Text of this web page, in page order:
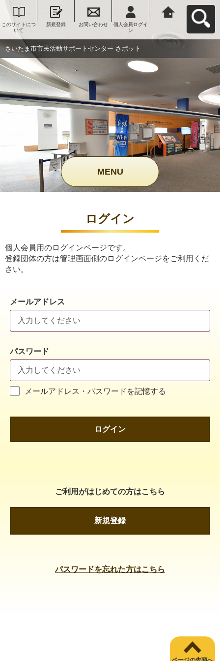
このサイトにつ
いて
新規登録 お問い合わせ
個人会員ログイ
ン
ンター さポット
へ戻る
さいたま市市民活動サポートセンター さポット
MENU
ログイン
個人会員用のログインページです。
登録団体の方は管理画面側のログインページをご利用くだ
さい。
メールアドレス
パスワード
メールアドレス・パスワードを記憶する
ログイン
ご利用がはじめての方はこちら
新規登録
パスワードを忘れた方はこちら